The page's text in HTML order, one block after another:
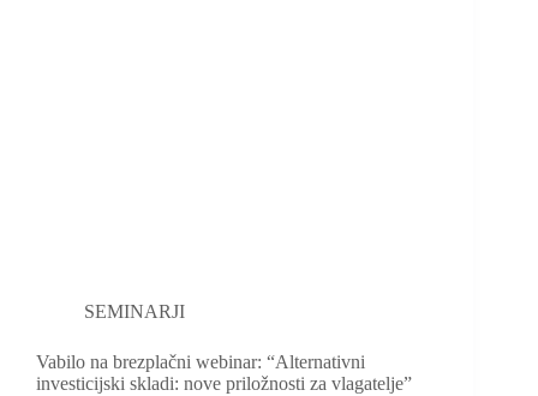
SEMINARJI
Vabilo na brezplačni webinar: “Alternativni
investicijski skladi: nove priložnosti za vlagatelje”